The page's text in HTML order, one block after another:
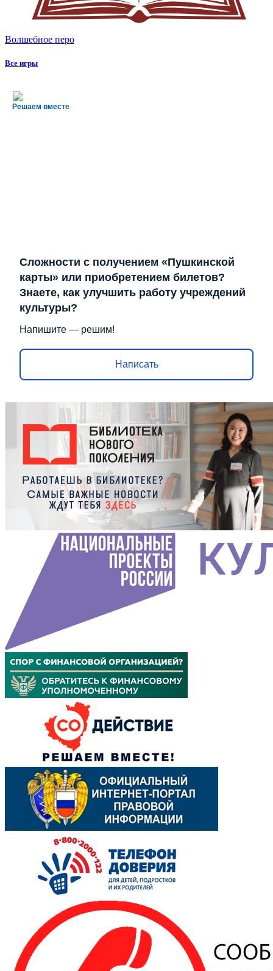
Волшебное перо
Все игры
Решаем вместе
Сложности с получением «Пушкинской
карты» или приобретением билетов?
Знаете, как улучшить работу учреждений
культуры?
Напишите — решим!
Написать